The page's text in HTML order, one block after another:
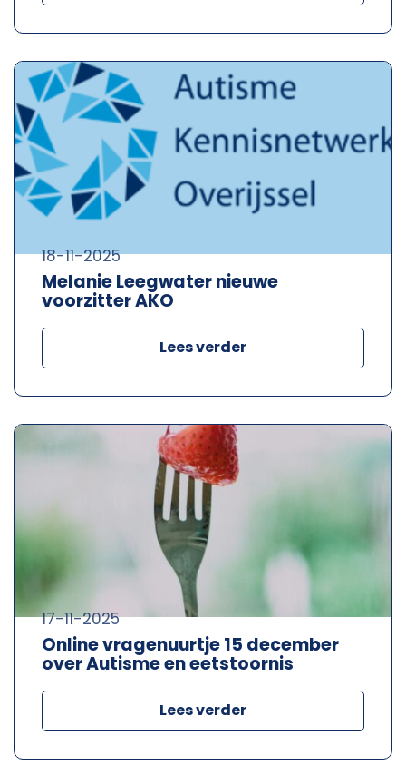
Melanie Leegwater nieuwe
voorzitter AKO
18-11-2025
Lees verder
Online vragenuurtje 15 december
over Autisme en eetstoornis
17-11-2025
Lees verder